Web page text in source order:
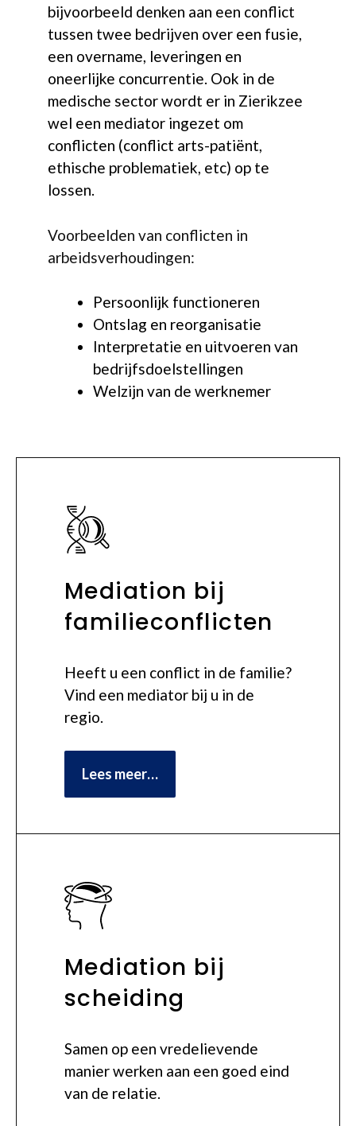
bijvoorbeeld denken aan een conflict
tussen twee bedrijven over een fusie,
een overname, leveringen en
oneerlijke concurrentie. Ook in de
medische sector wordt er in Zierikzee
wel een mediator ingezet om
conflicten (conflict arts-patiënt,
ethische problematiek, etc) op te
lossen.
Voorbeelden van conflicten in
arbeidsverhoudingen:
Persoonlijk functioneren
Ontslag en reorganisatie
Interpretatie en uitvoeren van
bedrijfsdoelstellingen
Welzijn van de werknemer
Mediation bij
familieconflicten
Heeft u een conflict in de familie?
Vind een mediator bij u in de
regio.
Lees meer…
Mediation bij
scheiding
Samen op een vredelievende
manier werken aan een goed eind
van de relatie.